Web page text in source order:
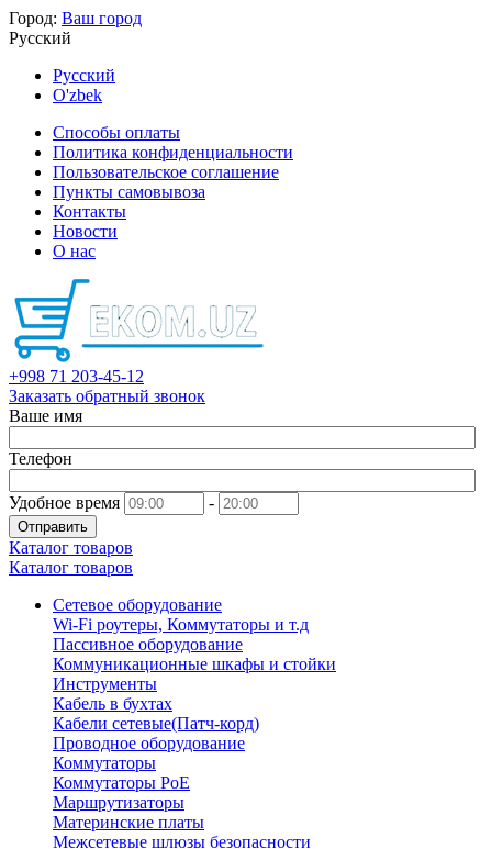
Город: Ваш город
Русский
Русский
O'zbek
Способы оплаты
Политика конфиденциальности
Пользовательское соглашение
Пункты самовывоза
Контакты
Новости
О нас
+998 71 203-45-12
Заказать обратный звонок
Ваше имя
Телефон
Удобное время -
Отправить
Каталог товаров
Каталог товаров
Сетевое оборудование
Wi-Fi роутеры, Коммутаторы и т.д
Пассивное оборудование
Коммуникационные шкафы и стойки
Инструменты
Кабель в бухтах
Кабели сетевые(Патч-корд)
Проводное оборудование
Коммутаторы
Коммутаторы PoE
Маршрутизаторы
Материнские платы
Межсетевые шлюзы безопасности